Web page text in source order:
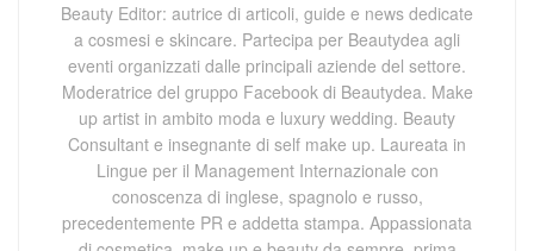
Beauty Editor: autrice di articoli, guide e news dedicate
a cosmesi e skincare. Partecipa per Beautydea agli
eventi organizzati dalle principali aziende del settore.
Moderatrice del gruppo Facebook di Beautydea. Make
up artist in ambito moda e luxury wedding. Beauty
Consultant e insegnante di self make up. Laureata in
Lingue per il Management Internazionale con
conoscenza di inglese, spagnolo e russo,
precedentemente PR e addetta stampa. Appassionata